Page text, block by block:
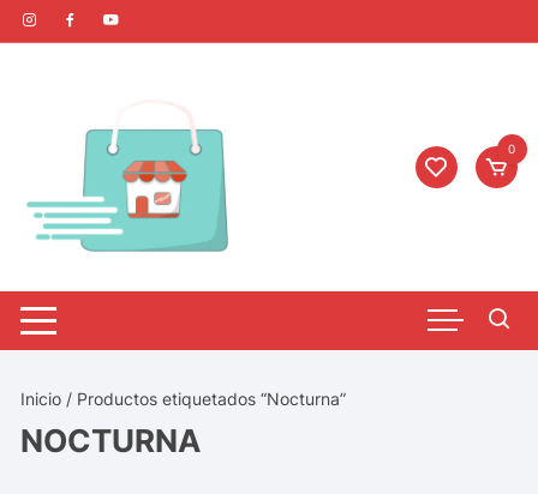
0
Inicio / Productos etiquetados “Nocturna”
NOCTURNA